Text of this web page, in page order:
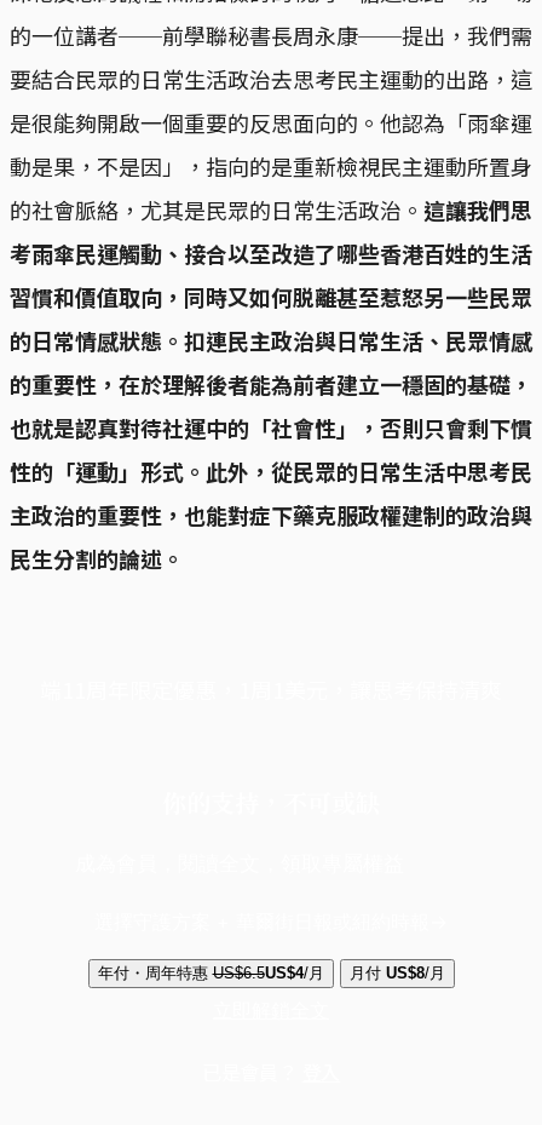
的一位講者──前學聯秘書長周永康──提出，我們需
要結合民眾的日常生活政治去思考民主運動的出路，這
是很能夠開啟一個重要的反思面向的。他認為「雨傘運
動是果，不是因」，指向的是重新檢視民主運動所置身
的社會脈絡，尤其是民眾的日常生活政治。 這讓我們思
考雨傘民運觸動、接合以至改造了哪些香港百姓的生活
習慣和價值取向，同時又如何脱離甚至惹怒另一些民眾
的日常情感狀態。扣連民主政治與日常生活、民眾情感
的重要性，在於理解後者能為前者建立一穩固的基礎，
也就是認真對待社運中的「社會性」，否則只會剩下慣
性的「運動」形式。此外，從民眾的日常生活中思考民
主政治的重要性，也能對症下藥克服政權建制的政治與
民生分割的論述。
年付・周年特惠 US$6.5US$4/月 月付 US$8/月